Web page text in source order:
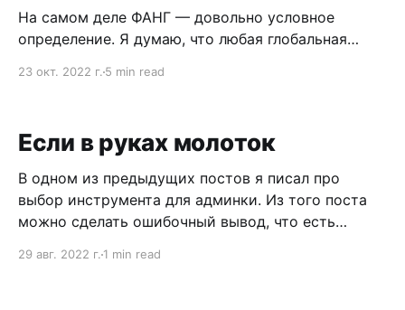
На самом деле ФАНГ — довольно условное
определение. Я думаю, что любая глобальная
второй поток, ну а если вам не нужна обратная
связь, то
23 окт. 2022 г. 5 min read
Если в руках молоток
В одном из предыдущих постов я писал про
выбор инструмента для админки. Из того поста
можно сделать ошибочный вывод, что есть
29 авг. 2022 г. 1 min read